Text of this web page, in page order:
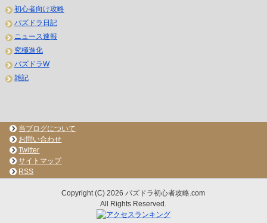
初心者向け攻略
パズドラ日記
ニュース速報
究極進化
パズドラW
雑記
当ブログについて
お問い合わせ
Twitter
サイトマップ
RSS
Copyright (C) 2026 パズドラ初心者攻略.com
All Rights Reserved.